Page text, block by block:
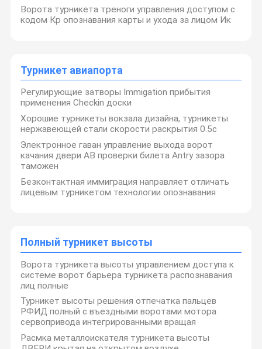
Дом Продукты VR - Шоу О Нас
Ворота турникета треноги управления доступом с
кодом Кр опознавания карты и ухода за лицом Ик
Турникет авиапорта
Регулирующие затворы Immigation прибытия
применения Checkin доски
Хорошие турникеты вокзала дизайна, турникеты
нержавеющей стали скорости раскрытия 0.5с
Электронное гаван управление выхода ворот
качания двери AB проверки билета Antry зазора
таможен
Безконтактная иммиграция направляет отличать
лицевым турникетом технологии опознавания
Полный турникет высоты
Ворота турникета высоты управлением доступа к
системе ворот барьера турникета распознавания
лиц полные
Турникет высоты решения отпечатка пальцев
РФИД полный с въездными воротами мотора
сервопривода интегрированными вращая
Расмка металлоискателя турникета высоты
CO. технологии умным управлением ДВЕРИ
Шэньчжэня, Ltd. (код 832966 запаса)
высокотехнологичное предприятие в feld
умное управление доступом основанное на облаке
вычисляя, которое размещало в районе Longhua,
Шэньчжэнь. ДВЕРЬ имеет больше чем
400 работников, включая НИОКР 200 и технический
персонал. Дверь уже достигала национального